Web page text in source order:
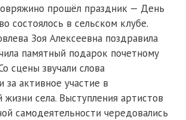
прошёл праздник — День
состоялось в сельском клубе.
Зоя Алексеевна поздравила
памятный подарок почетному
сцены звучали слова
за активное участие в
села. Выступления артистов
самодеятельности чередовались